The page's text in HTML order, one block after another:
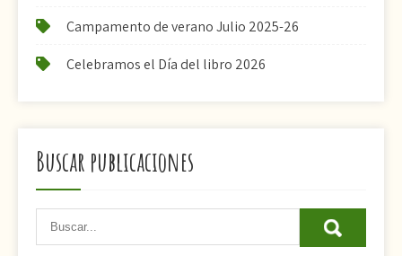
Campamento de verano Julio 2025-26
Celebramos el Día del libro 2026
Buscar publicaciones